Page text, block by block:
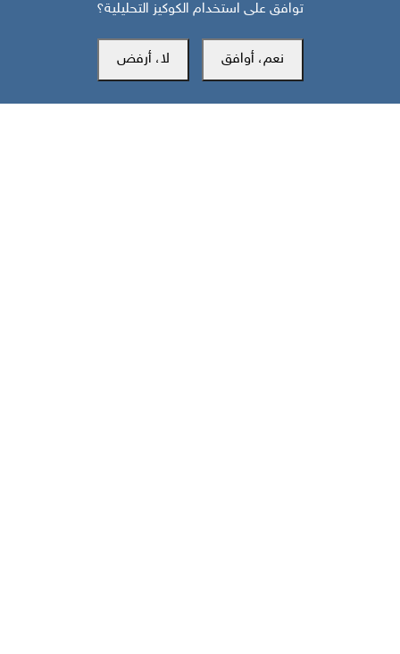
توافق على استخدام الكوكيز التحليلية؟
نعم، أوافق لا، أرفض